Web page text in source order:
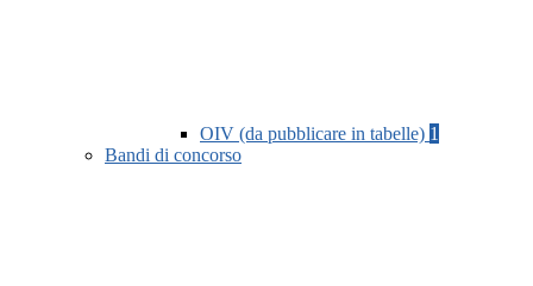
OIV (da pubblicare in tabelle) 1
Bandi di concorso